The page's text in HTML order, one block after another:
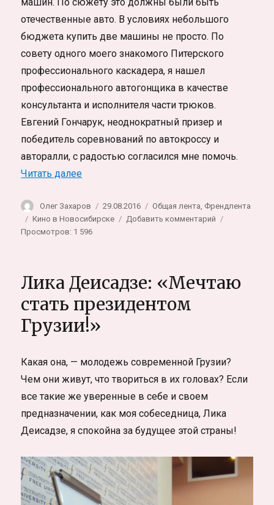
машин. По сюжету это должны были быть
отечественные авто. В условиях небольшого
бюджета купить две машины не просто. По
совету одного моего знакомого Питерского
профессионального каскадера, я нашел
профессионального автогонщика в качестве
консультанта и исполнителя части трюков.
Евгений Гончарук, неоднократный призер и
победитель соревнований по автокроссу и
авторалли, с радостью согласился мне помочь.
Читать далее«История о том, как я покупал и
Автор
Олег Захаров Опубликовано
29.08.2016 Рубрики
Общая лента, Френдлента
Метки
Кино в Новосибирске Добавить комментарий
как
для
фильма
по
Просмотров: 1 596
Лика Деисадзе: «Мечтаю
стать президентом
Грузии!»
Какая она, — молодежь современной Грузии?
Чем они живут, что твориться в их головах? Если
все такие же уверенные в себе и своем
предназначении, как моя собеседница, Лика
Деисадзе, я спокойна за будущее этой страны!